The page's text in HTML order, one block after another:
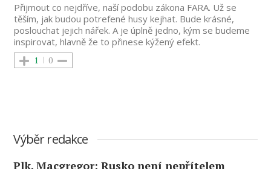
Přijmout co nejdříve, naší podobu zákona FARA. Už se
těším, jak budou potrefené husy kejhat. Bude krásné,
poslouchat jejich nářek. A je úplně jedno, kým se budeme
inspirovat, hlavně že to přinese kýžený efekt.
1 0
Výběr redakce
Plk. Macgregor: Rusko není nepřítelem